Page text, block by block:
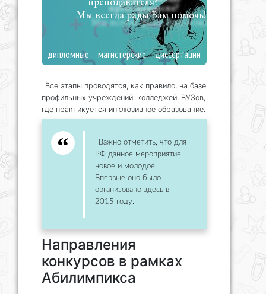
преподавателя?
Мы всегда рады Вам помочь!
дипломные магистерские диссертации
Все этапы проводятся, как правило, на базе
профильных учреждений: колледжей, ВУЗов,
где практикуется инклюзивное образование.
Важно отметить, что для
РФ данное мероприятие –
новое и молодое.
Впервые оно было
организовано здесь в
2015 году.
Направления
конкурсов в рамках
Абилимпикса